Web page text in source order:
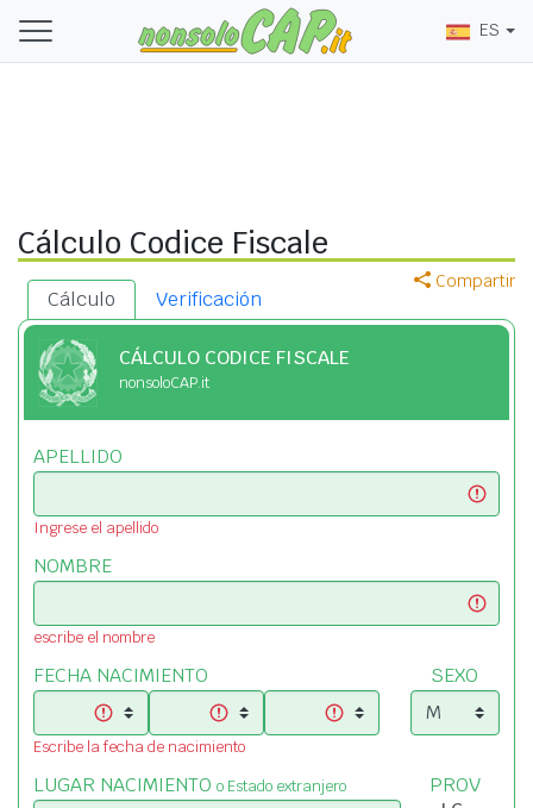
ES
Cálculo Codice Fiscale
Compartir
Cálculo Verificación
CÁLCULO CODICE FISCALE
nonsoloCAP.it
APELLIDO
Ingrese el apellido
NOMBRE
escribe el nombre
FECHA NACIMIENTO
Escribe la fecha de nacimiento
SEXO
LUGAR NACIMIENTO o Estado extranjero PROV